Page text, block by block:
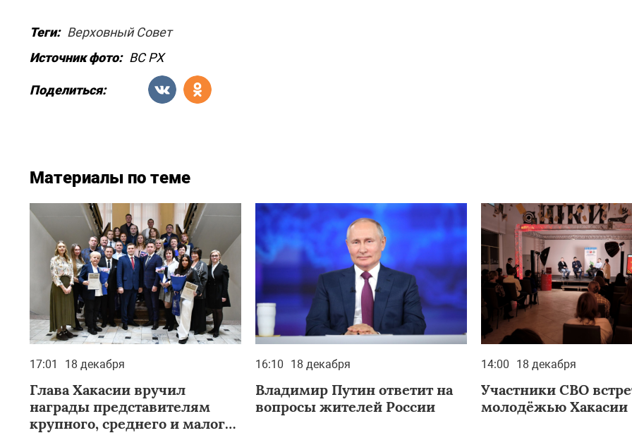
Теги: Верховный Совет
Источник фото: ВС РХ
Поделиться:
Материалы по теме
17:01 18 декабря
Глава Хакасии вручил
награды представителям
крупного, среднего и малого
16:10 18 декабря
Владимир Путин ответит на
вопросы жителей России
14:00 18 декабря
Участники СВО
молодёжью Хакасии